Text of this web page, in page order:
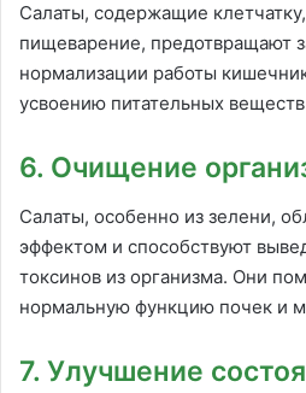
Салаты, содержащие
пищеварение, предотвращают
нормализации работы
усвоению питательных
6. Очищение
Салаты, особенно из зелени,
эффектом и способствуют
токсинов из организма. Они
нормальную функцию почек и
7. Улучшение